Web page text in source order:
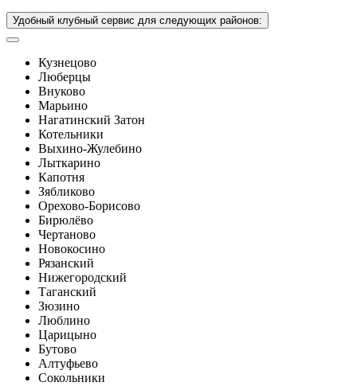
Удобный клубный сервис для следующих районов:
Кузнецово
Люберцы
Внуково
Марьино
Нагатинский Затон
Котельники
Выхино-Жулебино
Лыткарино
Капотня
Зябликово
Орехово-Борисово
Бирюлёво
Чертаново
Новокосино
Рязанский
Нижегородский
Таганский
Зюзино
Люблино
Царицыно
Бутово
Алтуфьево
Сокольники